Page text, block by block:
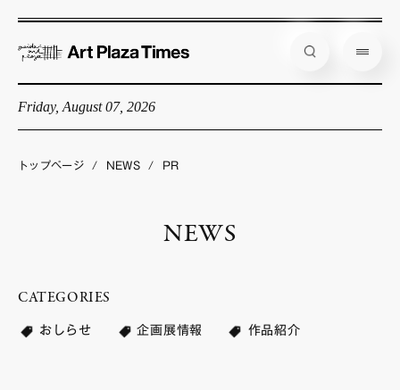
Friday, August 07, 2026
企画展情報
店舗からのお知らせ
公式通販
トップページ / NEWS / PR
NEWS
CATEGORIES
おしらせ 企画展情報 作品紹介